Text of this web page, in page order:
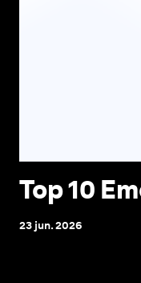
Top 10
23 jun. 2026